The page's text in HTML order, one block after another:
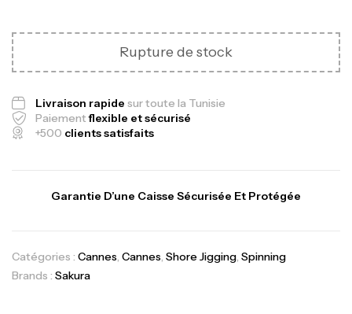
Rupture de stock
Livraison rapide sur toute la Tunisie
Paiementflexible et sécurisé
+500 clients satisfaits
Garantie D’une Caisse Sécurisée Et Protégée
Catégories : Cannes, Cannes, Shore Jigging, Spinning
Brands : Sakura
Canne Jigging Sunset Massive Attack
د.ت379,000